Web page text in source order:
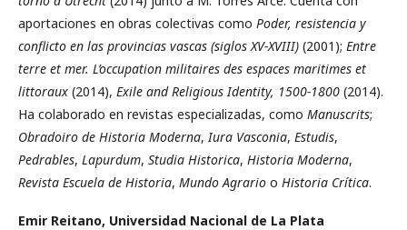
aportaciones en obras colectivas como Poder, resistencia y
conflicto en las provincias vascas (siglos XV-XVIII) (2001); Entre
terre et mer. L’occupation militaires des espaces maritimes et
littoraux (2014), Exile and Religious Identity, 1500-1800 (2014).
Ha colaborado en revistas especializadas, como Manuscrits;
Obradoiro de Historia Moderna, Iura Vasconia, Estudis,
Pedrables, Lapurdum, Studia Historica, Historia Moderna,
Revista Escuela de Historia, Mundo Agrario o Historia Crítica.
Emir Reitano, Universidad Nacional de La Plata